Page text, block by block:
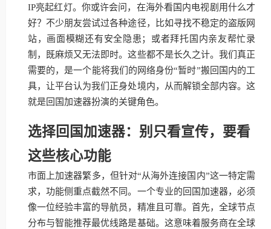
IP亮起红灯。你或许会问，在海外看国内电视剧用什么才
好？不少朋友尝试过各种途径，比如寻找不稳定的盗版网
站，画面模糊还有安全隐患；或者拜托国内亲友帮忙录
制，既麻烦又无法即时。这些都不是长久之计。我们真正
需要的，是一个能将我们的网络身份“暂时”搬回国内的工
具，让平台认为我们正身处境内，从而解锁全部内容。这
就是回国加速器扮演的关键角色。
选择回国加速器：别只看宣传，要看
这些核心功能
市面上加速器繁多，但针对“从海外连接国内”这一特定需
求，功能侧重点截然不同。一个专业的回国加速器，必须
像一位经验丰富的导航员，精准且可靠。首先，全球节点
分布与智能推荐最优线路是基础。这意味着服务商在全球